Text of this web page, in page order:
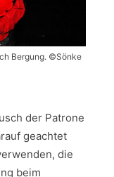
Bergung. ©Sönke
der Patrone
geachtet
die
beim